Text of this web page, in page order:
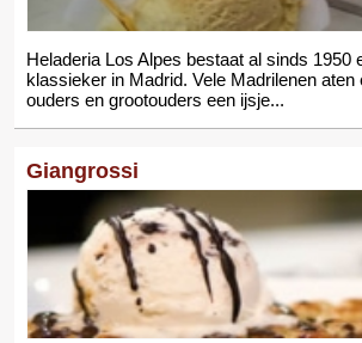
Heladeria Los Alpes bestaat al sinds 1950
klassieker in Madrid. Vele Madrilenen aten
ouders en grootouders een ijsje...
Giangrossi